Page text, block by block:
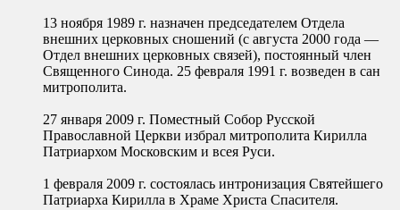
13 ноября 1989 г. назначен председателем Отдела
внешних церковных сношений (с августа 2000 года —
Отдел внешних церковных связей), постоянный член
Священного Синода. 25 февраля 1991 г. возведен в сан
митрополита.
27 января 2009 г. Поместный Собор Русской
Православной Церкви избрал митрополита Кирилла
Патриархом Московским и всея Руси.
1 февраля 2009 г. состоялась интронизация Святейшего
Патриарха Кирилла в Храме Христа Спасителя.